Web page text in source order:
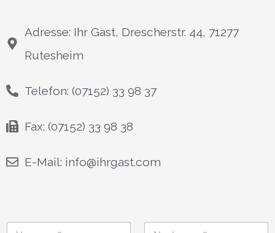
Adresse: Ihr Gast, Drescherstr. 44, 71277
Rutesheim
Telefon: (07152) 33 98 37
Fax: (07152) 33 98 38
E-Mail: info@ihrgast.com